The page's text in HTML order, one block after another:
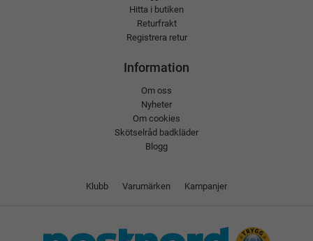
Hitta i butiken
Returfrakt
Registrera retur
Information
Om oss
Nyheter
Om cookies
Skötselråd badkläder
Blogg
Klubb Varumärken Kampanjer